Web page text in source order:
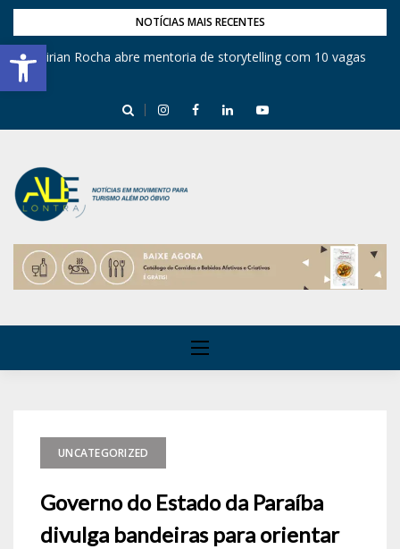
Barra de Ferramentas Aberta
NOTÍCIAS MAIS RECENTES
Mirian Rocha abre mentoria de storytelling com 10 vagas
UNCATEGORIZED
Governo do Estado da Paraíba
divulga bandeiras para orientar